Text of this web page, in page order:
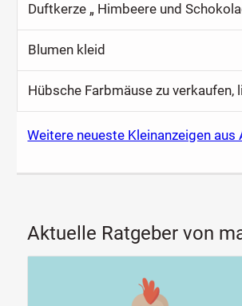
Duftkerze „ Himbeere und
Blumen kleid
Hübsche Farbmäuse zu verkaufen,
Weitere neueste Kleinanzeigen aus
Aktuelle Ratgeber von